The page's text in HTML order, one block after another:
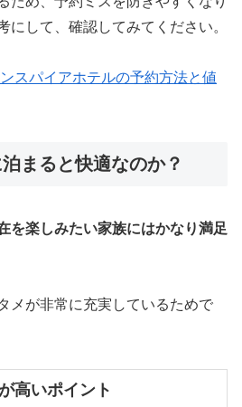
にして、確認してみてください。
スパイアホテルの予約方法と値
まると快適なのか？
を楽しみたい家族にはかなり満足
メが非常に充実しているためで
高いポイント